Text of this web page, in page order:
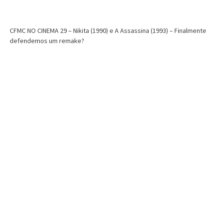
CFMC NO CINEMA 29 – Nikita (1990) e A Assassina (1993) – Finalmente
defendemos um remake?